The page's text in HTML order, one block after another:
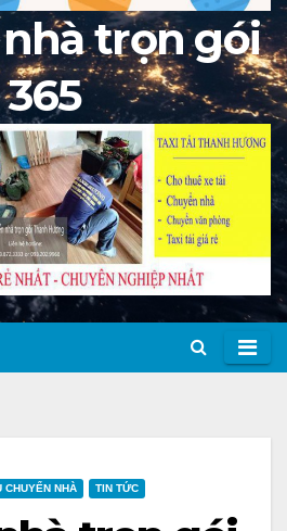
trọn gói
365
CHUYỂN NHÀ TIN TỨC